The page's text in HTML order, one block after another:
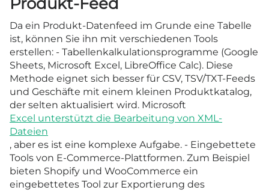
Da ein Produkt-Datenfeed im Grunde eine Tabelle
ist, können Sie ihn mit verschiedenen Tools
erstellen: - Tabellenkalkulationsprogramme (Google
Sheets, Microsoft Excel, LibreOffice Calc). Diese
Methode eignet sich besser für CSV, TSV/TXT-Feeds
und Geschäfte mit einem kleinen Produktkatalog,
der selten aktualisiert wird. Microsoft
Excel unterstützt die Bearbeitung von XML-
Dateien
, aber es ist eine komplexe Aufgabe. - Eingebettete
Tools von E-Commerce-Plattformen. Zum Beispiel
bieten Shopify und WooCommerce ein
eingebettetes Tool zur Exportierung des